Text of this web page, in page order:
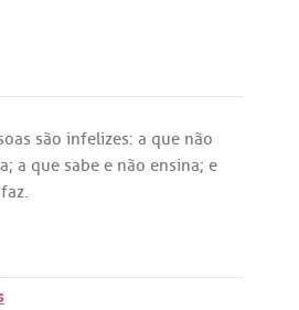
são infelizes: a que não
; a que sabe e não ensina; e
faz.